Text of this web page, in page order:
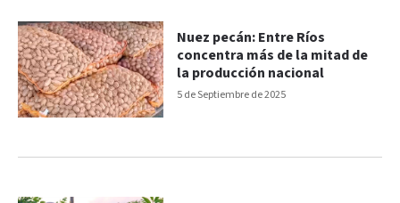
5 de Septiembre de 2025
Nuez pecán: Entre Ríos
concentra más de la mitad de
la producción nacional